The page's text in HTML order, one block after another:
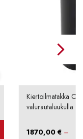
Kiertoilmatakka
valurautaluukulla
1870,00 € –